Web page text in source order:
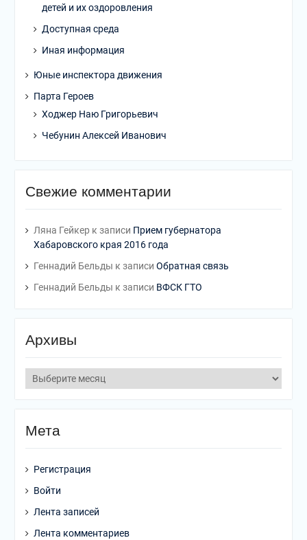
детей и их оздоровления
Доступная среда
Иная информация
Юные инспектора движения
Парта Героев
Ходжер Наю Григорьевич
Чебунин Алексей Иванович
Свежие комментарии
Ляна Гейкер к записи Прием губернатора
Хабаровского края 2016 года
Геннадий Бельды к записи Обратная связь
Геннадий Бельды к записи ВФСК ГТО
Архивы
Мета
Регистрация
Войти
Лента записей
Лента комментариев